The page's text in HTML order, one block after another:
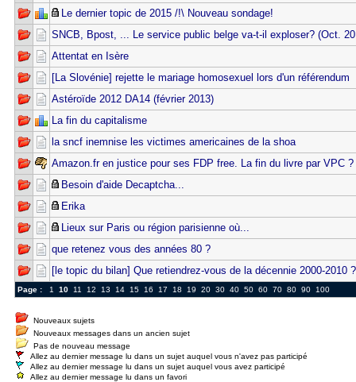
Le dernier topic de 2015 /!\ Nouveau sondage!
SNCB, Bpost, ... Le service public belge va-t-il exploser? (Oct.
Attentat en Isère
[La Slovénie] rejette le mariage homosexuel lors d'un référendum
Astéroïde 2012 DA14 (février 2013)
La fin du capitalisme
la sncf inemnise les victimes americaines de la shoa
Amazon.fr en justice pour ses FDP free. La fin du livre par VPC ?
Besoin d'aide Decaptcha...
Erika
Lieux sur Paris ou région parisienne où...
que retenez vous des années 80 ?
[le topic du bilan] Que retiendrez-vous de la décennie 2000-2010 ?
Page : 1 10 11 12 13 14 15 16 17 18 19 20 30 40 50 60 70 80 90 100
Nouveaux sujets
Nouveaux messages dans un ancien sujet
Pas de nouveau message
Allez au dernier message lu dans un sujet auquel vous n'avez pas participé
Allez au dernier message lu dans un sujet auquel vous avez participé
Allez au dernier message lu dans un favori